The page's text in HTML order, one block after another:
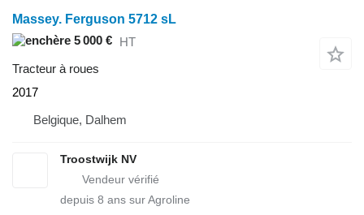
Massey. Ferguson 5712 sL
5 000 € HT
Tracteur à roues
2017
Belgique, Dalhem
Troostwijk NV
depuis 8 ans sur Agroline